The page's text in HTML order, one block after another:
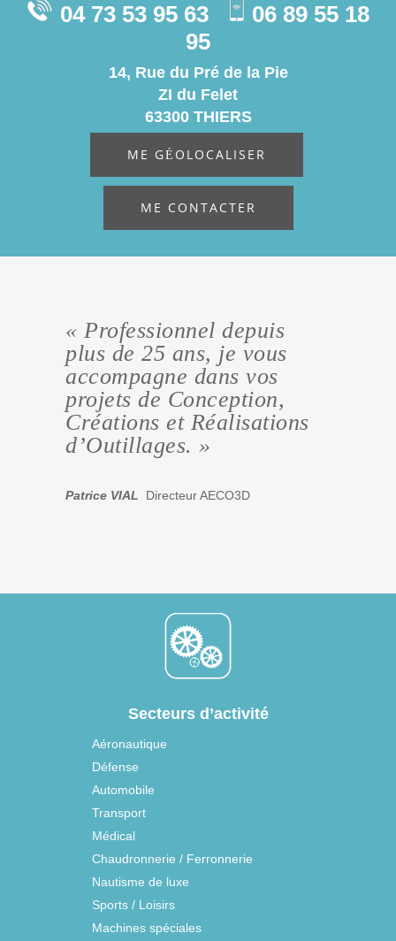
04 73 53 95 63
06 89 55 18
95
14, Rue du Pré de la Pie
ZI du Felet
63300 THIERS
ME GÉOLOCALISER
ME CONTACTER
« Professionnel depuis
plus de 25 ans, je vous
accompagne dans vos
projets de Conception,
Créations et Réalisations
d’Outillages. »
Patrice VIAL Directeur AECO3D
Secteurs d’activité
Aéronautique
Défense
Automobile
Transport
Médical
Chaudronnerie / Ferronnerie
Nautisme de luxe
Sports / Loisirs
Machines spéciales